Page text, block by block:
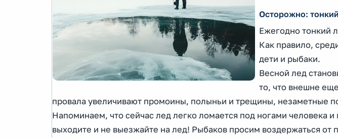
Осторожно:
Ежегодно тонкий
Как правило,
дети и рыбаки.
Весной лед
то, что внешне
провала увеличивают промоины, полыньи и трещины, незаметные
Напоминаем, что сейчас лед легко ломается под ногами человека
выходите и не выезжайте на лед! Рыбаков просим воздержаться от